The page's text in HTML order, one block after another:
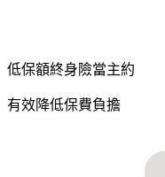
低保額終身險當主約
有效降低保費負擔